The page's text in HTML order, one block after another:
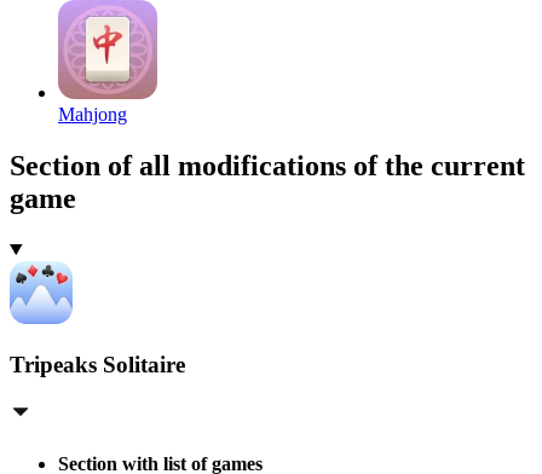
Mahjong
Section of all modifications of the current
game
Tripeaks Solitaire
Section with list of games